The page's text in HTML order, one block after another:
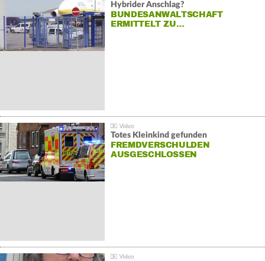
Hybrider Anschlag?
BUNDESANWALTSCHAFT
ERMITTELT ZU…
Totes Kleinkind gefunden
FREMDVERSCHULDEN
AUSGESCHLOSSEN